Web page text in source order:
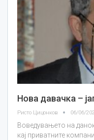
Нова давачка –
Ристо Цицонков 06/06/
Воведувањето на
кај приватните